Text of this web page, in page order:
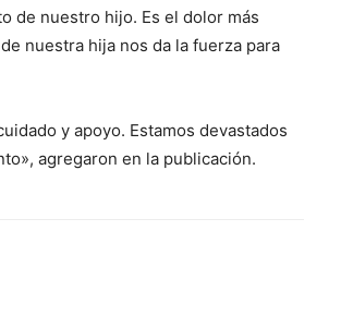
de nuestro hijo. Es el dolor más
nuestra hija nos da la fuerza para
y apoyo. Estamos devastados
agregaron en la publicación.